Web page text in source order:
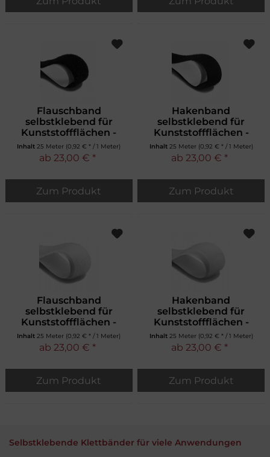
Flauschband
selbstklebend für
Kunststoffflächen -
schwarz
Inhalt25 Meter (0,92 € * / 1 Meter)
ab 23,00 € *
Zum Produkt
Hakenband
selbstklebend für
Kunststoffflächen -
schwarz
Inhalt 25 Meter (0,92 € * / 1 Meter)
ab 23,00 € *
Zum Produkt
Flauschband
selbstklebend für
Kunststoffflächen -
weiß
Inhalt25 Meter (0,92 € * / 1 Meter)
ab 23,00 € *
Zum Produkt
Hakenband
selbstklebend für
Kunststoffflächen -
weiß
Inhalt 25 Meter (0,92 € * / 1 Meter)
ab 23,00 € *
Zum Produkt
Selbstklebende Klettbänder für viele Anwendungen